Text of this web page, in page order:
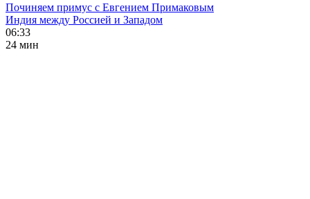
Починяем примус с Евгением Примаковым
Индия между Россией и Западом
06:33
24 мин